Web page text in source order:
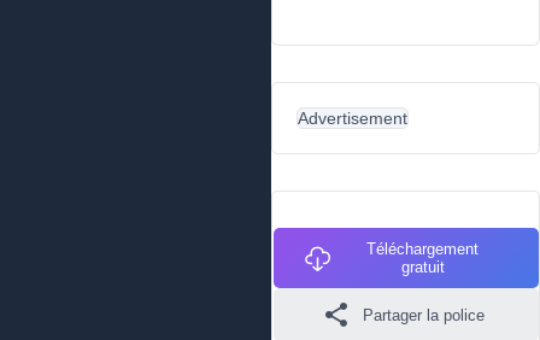
Advertisement
Téléchargement
gratuit
Partager la police